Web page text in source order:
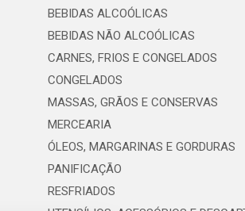
BEBIDAS ALCOÓLICAS
BEBIDAS NÃO ALCOÓLICAS
CARNES, FRIOS E CONGELADOS
CONGELADOS
MASSAS, GRÃOS E CONSERVAS
MERCEARIA
ÓLEOS, MARGARINAS E GORDURAS
PANIFICAÇÃO
RESFRIADOS